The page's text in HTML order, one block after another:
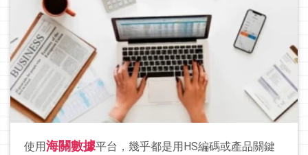
使用海關數據平台，幾乎都是用HS編碼或產品關鍵